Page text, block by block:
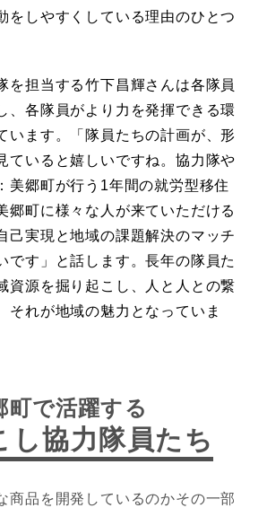
をしやすくしている理由のひとつ
を担当する竹下昌輝さんは各隊員
、各隊員がより力を発揮できる環
います。「隊員たちの計画が、形
ていると嬉しいですね。協力隊や
美郷町が行う1年間の就労型移住
郷町に様々な人が来ていただける
己実現と地域の課題解決のマッチ
です」と話します。長年の隊員た
資源を掘り起こし、人と人との繋
それが地域の魅力となっていま
町で活躍する
し協力隊員たち
商品を開発しているのかその一部